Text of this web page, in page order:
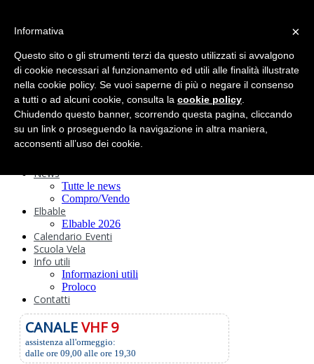
Circolo
Statuto e
Regolamenti
Storia
Ormeggi
Sede e Servizi
Attività
Safeguarding
News
Tutte le news
Compro/Vendo
Elbable
Elbable 2026
Calendario Eventi
Scuola Vela
Info utili
Informazioni utili
Proloco
Contatti
CANALEVHF 9
assistenza all'ormeggio:
dalle ore 09,00 alle ore 19,30
×
Informativa
Questo sito o gli strumenti terzi da questo utilizzati si avvalgono
di cookie necessari al funzionamento ed utili alle finalità illustrate
nella cookie policy. Se vuoi saperne di più o negare il consenso
a tutti o ad alcuni cookie, consulta la cookie policy
Chiudendo questo banner, scorrendo questa pagina, cliccando
su un link o proseguendo la navigazione in altra maniera,
acconsenti all’uso dei cookie.